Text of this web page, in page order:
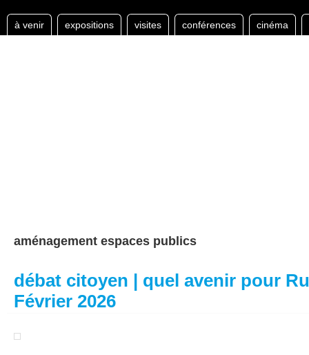
à venir expositions visites conférences cinéma
aménagement espaces publics
débat citoyen | quel avenir pour
Février 2026